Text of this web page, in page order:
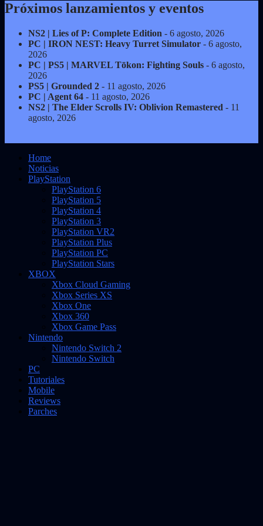
Próximos lanzamientos y eventos
NS2 | Lies of P: Complete Edition - 6 agosto, 2026
PC | IRON NEST: Heavy Turret Simulator - 6 agosto,
2026
PC | PS5 | MARVEL Tōkon: Fighting Souls - 6 agosto,
2026
PS5 | Grounded 2 - 11 agosto, 2026
PC | Agent 64 - 11 agosto, 2026
NS2 | The Elder Scrolls IV: Oblivion Remastered - 11
agosto, 2026
Home
Noticias
PlayStation
PlayStation 6
PlayStation 5
PlayStation 4
PlayStation 3
PlayStation VR2
PlayStation Plus
PlayStation PC
PlayStation Stars
XBOX
Xbox Cloud Gaming
Xbox Series XS
Xbox One
Xbox 360
Xbox Game Pass
Nintendo
Nintendo Switch 2
Nintendo Switch
PC
Tutoriales
Mobile
Reviews
Parches